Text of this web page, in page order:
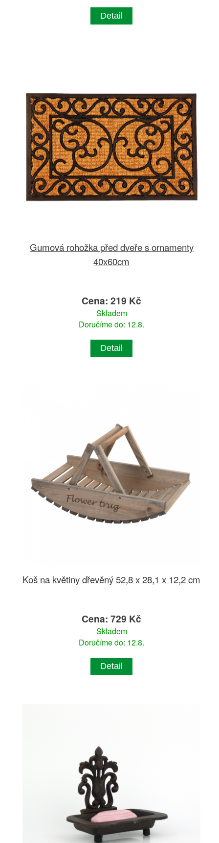
Detail
Gumová rohožka před dveře s ornamenty
40x60cm
Cena: 219 Kč
Skladem
Doručíme do: 12.8.
Detail
Koš na květiny dřevěný 52,8 x 28,1 x 12,2 cm
Cena: 729 Kč
Skladem
Doručíme do: 12.8.
Detail